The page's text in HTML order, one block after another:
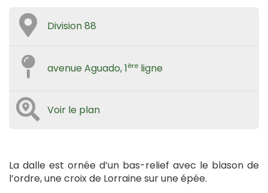
Division 88
avenue Aguado, 1ère ligne
Voir le plan
La dalle est ornée d’un bas-relief avec le blason de
l’ordre, une croix de Lorraine sur une épée.